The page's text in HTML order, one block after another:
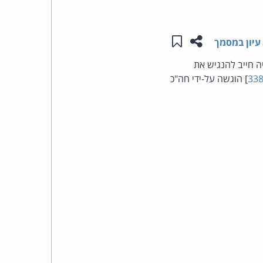
שתפו עמוד זה
שמור ב"תכנים שלי"
עיון במסמך
יהיה חייב להנגיש את
] הוגשה על-ידי חה"כ